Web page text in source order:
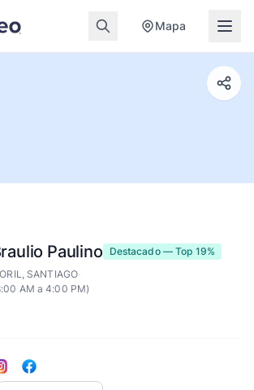
Mapa
Paulino
Destacado — Top 19%
SANTIAGO·
AM a 4:00 PM)